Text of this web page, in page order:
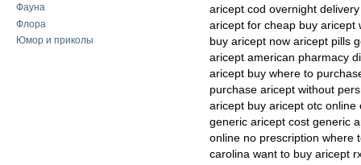
Фауна
Флора
Юмор и приколы
aricept cod overnight
aricept for cheap buy aricept
buy aricept now aricept pills
aricept american pharmacy
aricept buy where to
purchase aricept without
aricept buy aricept otc
generic aricept cost generic
online no prescription where
carolina want to buy aricept